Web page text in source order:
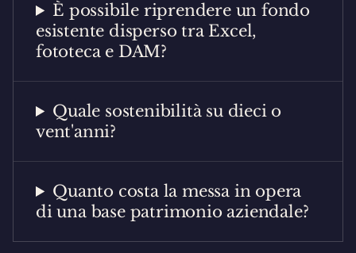
È possibile riprendere un fondo
esistente disperso tra Excel,
fototeca e DAM?
Quale sostenibilità su dieci o
vent'anni?
Quanto costa la messa in opera
di una base patrimonio aziendale?